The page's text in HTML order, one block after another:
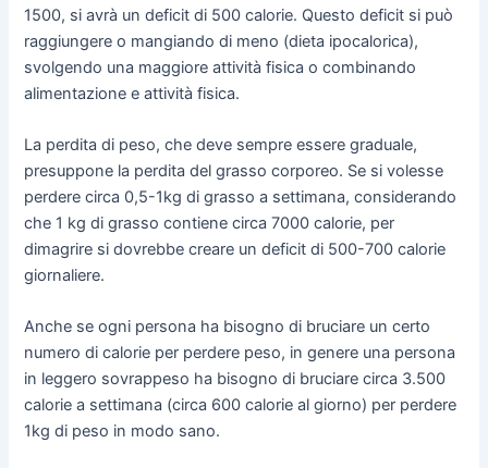
1500, si avrà un deficit di 500 calorie. Questo deficit si può
raggiungere o mangiando di meno (dieta ipocalorica),
svolgendo una maggiore attività fisica o combinando
alimentazione e attività fisica.
La perdita di peso, che deve sempre essere graduale,
presuppone la perdita del grasso corporeo. Se si volesse
perdere circa 0,5-1kg di grasso a settimana, considerando
che 1 kg di grasso contiene circa 7000 calorie, per
dimagrire si dovrebbe creare un deficit di 500-700 calorie
giornaliere.
Anche se ogni persona ha bisogno di bruciare un certo
numero di calorie per perdere peso, in genere una persona
in leggero sovrappeso ha bisogno di bruciare circa 3.500
calorie a settimana (circa 600 calorie al giorno) per perdere
1kg di peso in modo sano.